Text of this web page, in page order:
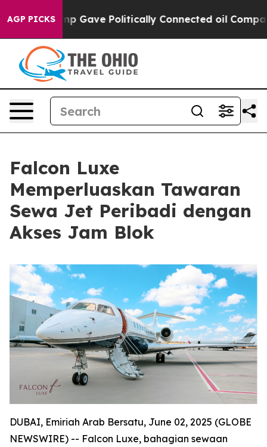
AGP PICKS
Trump Gave Politically Connected oil
Falcon Luxe
Memperluaskan Tawaran
Sewa Jet Peribadi dengan
Akses Jam Blok
DUBAI, Emiriah Arab Bersatu, June 02, 2025 (GLOBE
NEWSWIRE) -- Falcon Luxe, bahagian sewaan